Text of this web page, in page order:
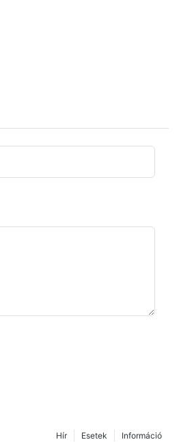
Információ
Esetek
Hír